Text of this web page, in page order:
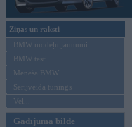
Ziņas un raksti
BMW modeļu jaunumi
BMW testi
Mēneša BMW
Sērijveida tūnings
Vel...
Gadījuma bilde